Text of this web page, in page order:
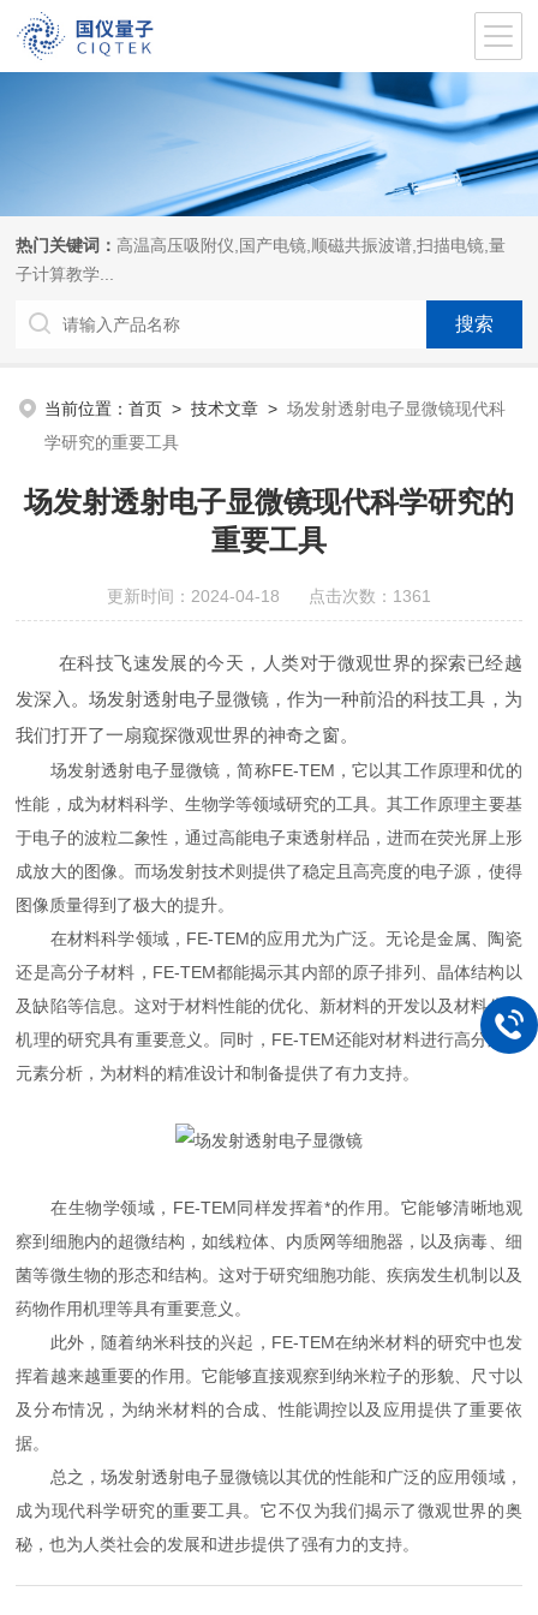
热门关键词： 高温高压吸附仪,国产电镜,顺磁共振波谱,扫描电镜,量
子计算教学...
当前位置：首页 >技术文章 >场发射透射电子显微镜现代科
学研究的重要工具
场发射透射电子显微镜现代科学研究的
重要工具
更新时间：2024-04-18 点击次数：1361
在科技飞速发展的今天，人类对于微观世界的探索已经越
发深入。场发射透射电子显微镜，作为一种前沿的科技工具，为
我们打开了一扇窥探微观世界的神奇之窗。
场发射透射电子显微镜，简称FE-TEM，它以其工作原理和优的
性能，成为材料科学、生物学等领域研究的工具。其工作原理主要基
于电子的波粒二象性，通过高能电子束透射样品，进而在荧光屏上形
成放大的图像。而场发射技术则提供了稳定且高亮度的电子源，使得
图像质量得到了极大的提升。
在材料科学领域，FE-TEM的应用尤为广泛。无论是金属、陶瓷
还是高分子材料，FE-TEM都能揭示其内部的原子排列、晶体结构以
及缺陷等信息。这对于材料性能的优化、新材料的开发以及材料失效
机理的研究具有重要意义。同时，FE-TEM还能对材料进行高分辨的
元素分析，为材料的精准设计和制备提供了有力支持。
在生物学领域，FE-TEM同样发挥着*的作用。它能够清晰地观
察到细胞内的超微结构，如线粒体、内质网等细胞器，以及病毒、细
菌等微生物的形态和结构。这对于研究细胞功能、疾病发生机制以及
药物作用机理等具有重要意义。
此外，随着纳米科技的兴起，FE-TEM在纳米材料的研究中也发
挥着越来越重要的作用。它能够直接观察到纳米粒子的形貌、尺寸以
及分布情况，为纳米材料的合成、性能调控以及应用提供了重要依
据。
总之，场发射透射电子显微镜以其优的性能和广泛的应用领域，
成为现代科学研究的重要工具。它不仅为我们揭示了微观世界的奥
秘，也为人类社会的发展和进步提供了强有力的支持。